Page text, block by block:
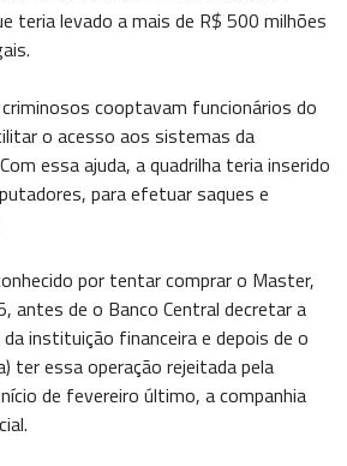
teria levado a mais de R$ 500 milhões
cooptavam funcionários do
o acesso aos sistemas da
essa ajuda, a quadrilha teria inserido
para efetuar saques e
por tentar comprar o Master,
antes de o Banco Central decretar a
instituição financeira e depois de o
ter essa operação rejeitada pela
de fevereiro último, a companhia